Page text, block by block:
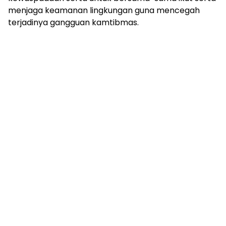
menjaga keamanan lingkungan guna mencegah
terjadinya gangguan kamtibmas.